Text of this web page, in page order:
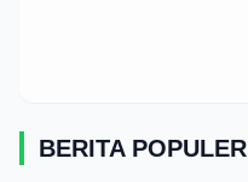
BERITA POPULER